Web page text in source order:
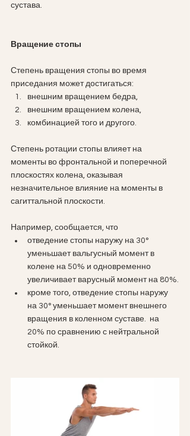
сустава.
Вращение стопы
Степень вращения стопы во время
приседания может достигаться:
внешним вращением бедра,
внешним вращением колена,
комбинацией того и другого.
Степень ротации стопы влияет на
моменты во фронтальной и поперечной
плоскостях колена, оказывая
незначительное влияние на моменты в
сагиттальной плоскости.
Например, сообщается, что
отведение стопы наружу на 30°
уменьшает вальгусный момент в
колене на 50% и одновременно
увеличивает варусный момент на 80%.
кроме того, отведение стопы наружу
на 30° уменьшает момент внешнего
вращения в коленном суставе.  на
20% по сравнению с нейтральной
стойкой.